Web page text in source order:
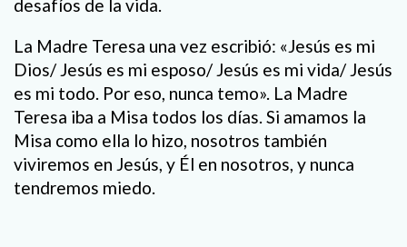
desafíos de la vida.
La Madre Teresa una vez escribió: «Jesús es mi
Dios/ Jesús es mi esposo/ Jesús es mi vida/ Jesús
es mi todo. Por eso, nunca temo». La Madre
Teresa iba a Misa todos los días. Si amamos la
Misa como ella lo hizo, nosotros también
viviremos en Jesús, y Él en nosotros, y nunca
tendremos miedo.